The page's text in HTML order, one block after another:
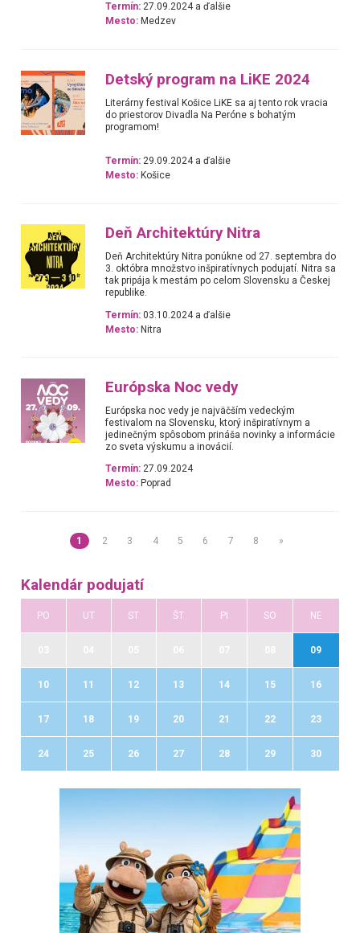
Termín: 27.09.2024 a ďalšie
Mesto: Medzev
Detský program na LiKE 2024
Literárny festival Košice LiKE sa aj tento rok vracia
do priestorov Divadla Na Peróne s bohatým
programom!
Termín: 29.09.2024 a ďalšie
Mesto: Košice
Deň Architektúry Nitra
Deň Architektúry Nitra ponúkne od 27. septembra do
3. októbra množstvo inšpiratívnych podujatí. Nitra sa
tak pripája k mestám po celom Slovensku a Českej
republike.
Termín: 03.10.2024 a ďalšie
Mesto: Nitra
Európska Noc vedy
Európska noc vedy je najväčším vedeckým
festivalom na Slovensku, ktorý inšpiratívnym a
jedinečným spôsobom prináša novinky a informácie
zo sveta výskumu a inovácií.
Termín: 27.09.2024
Mesto: Poprad
1 2 3 4 5 6 7 8 »
Kalendár podujatí
PO UT ST ŠT PI SO NE
09
10 11 12 13 14 15 16
17 18 19 20 21 22 23
24 25 26 27 28 29 30